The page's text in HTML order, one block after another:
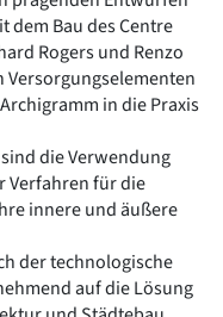
dem Bau des Centre
Rogers und Renzo
Versorgungselementen
in die Praxis
die Verwendung
Verfahren für die
innere und äußere
der technologische
auf die Lösung